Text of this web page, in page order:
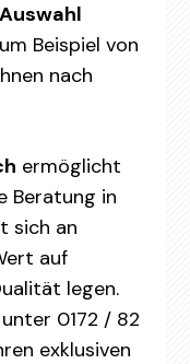
Auswahl
Beispiel von
nach
ermöglicht
Beratung in
sich an
auf
legen.
0172 / 82
exklusiven